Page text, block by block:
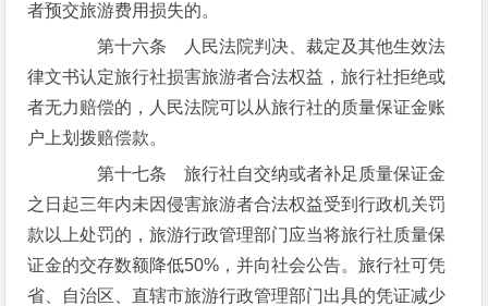
者预交旅游费用损失的。
第十六条 人民法院判决、裁定及其他生效法
律文书认定旅行社损害旅游者合法权益，旅行社拒绝或
者无力赔偿的，人民法院可以从旅行社的质量保证金账
户上划拨赔偿款。
第十七条 旅行社自交纳或者补足质量保证金
之日起三年内未因侵害旅游者合法权益受到行政机关罚
款以上处罚的，旅游行政管理部门应当将旅行社质量保
证金的交存数额降低50%，并向社会公告。旅行社可凭
省、自治区、直辖市旅游行政管理部门出具的凭证减少